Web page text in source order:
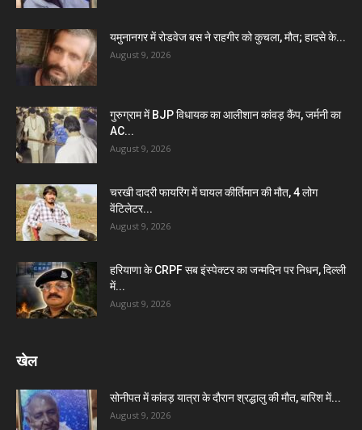
यमुनानगर में रोडवेज बस ने राहगीर को कुचला, मौत; हादसे के...
August 9, 2026
गुरुग्राम में BJP विधायक का आलीशान कांवड़ कैंप, जर्मनी का
AC...
August 9, 2026
चरखी दादरी फायरिंग में घायल कीर्तिमान की मौत, 4 लोग
वेंटिलेटर...
August 9, 2026
हरियाणा के CRPF सब इंस्पेक्टर का जन्मदिन पर निधन, दिल्ली
में...
August 9, 2026
खेल
सोनीपत में कांवड़ यात्रा के दौरान श्रद्धालु की मौत, बारिश में...
August 9, 2026